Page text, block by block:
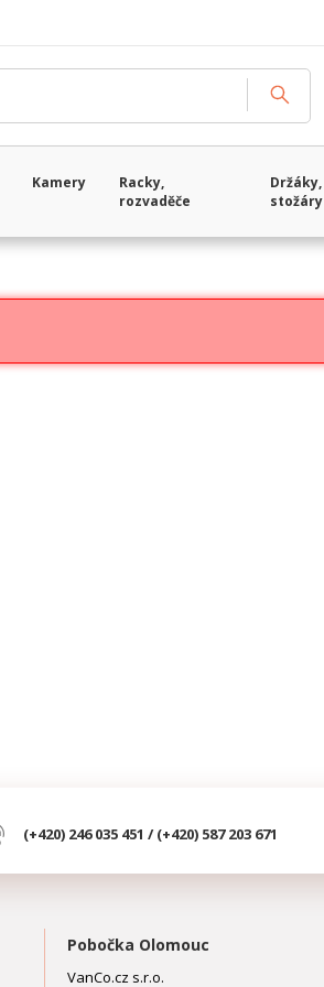
Kamery
Racky,
rozvaděče
Držáky,
stožáry
(+420) 246 035 451 / (+420) 587 203 671
Pobočka Olomouc
VanCo.cz s.r.o.